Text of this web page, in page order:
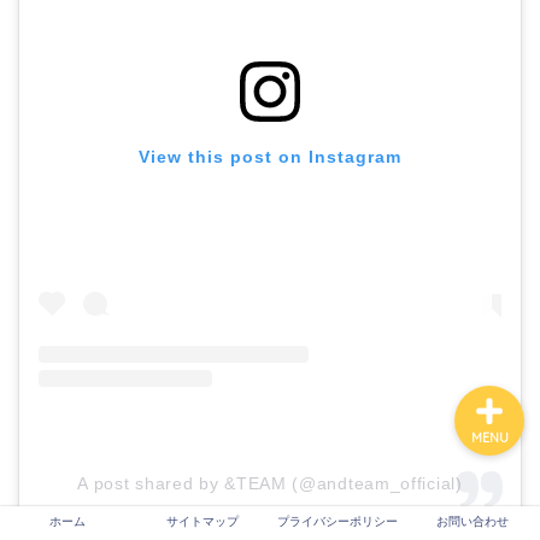
View this post on Instagram
A post shared by &TEAM (@andteam_official)
ホーム サイトマップ プライバシーポリシー お問い合わせ
MENU
サイトマップ